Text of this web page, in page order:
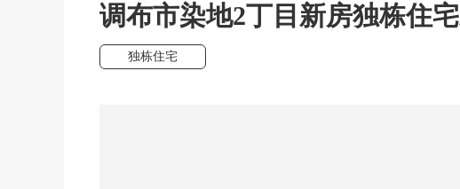
调布市染地2丁目新房独栋住
独栋住宅